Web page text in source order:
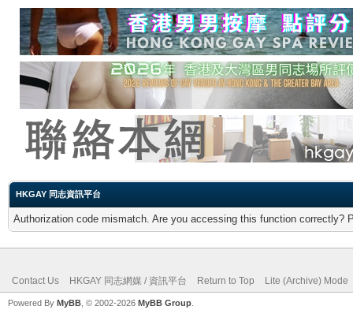
HKGAY 同志資訊平台
Authorization code mismatch. Are you accessing this function correctly?
Contact Us HKGAY 同志網媒 / 資訊平台 Return to Top Lite (Archive) Mode
Powered By MyBB , © 2002-2026 MyBB Group